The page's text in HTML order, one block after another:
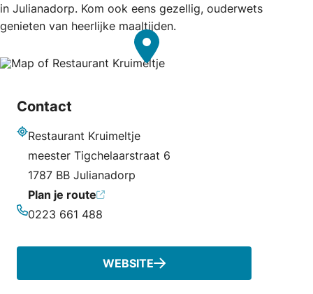
in Julianadorp. Kom ook eens gezellig, ouderwets
genieten van heerlijke maaltijden.
Contact
Restaurant Kruimeltje
meester Tigchelaarstraat 6
1787 BB Julianadorp
Plan je route
0223 661 488
WEBSITE